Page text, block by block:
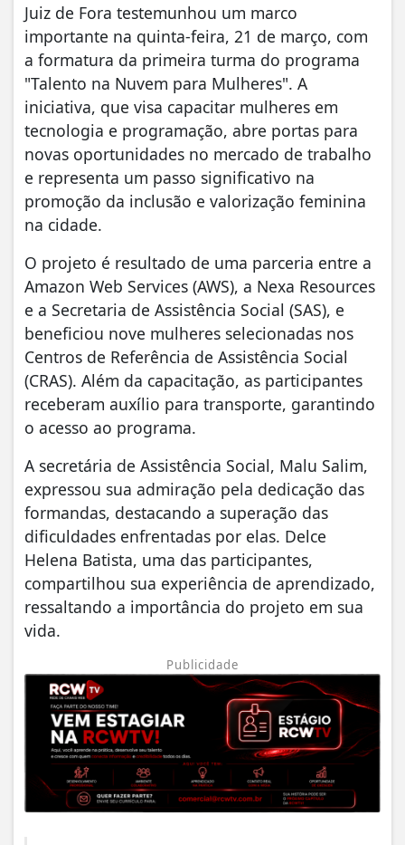
Juiz de Fora testemunhou um marco
importante na quinta-feira, 21 de março, com
a formatura da primeira turma do programa
"Talento na Nuvem para Mulheres". A
iniciativa, que visa capacitar mulheres em
tecnologia e programação, abre portas para
novas oportunidades no mercado de trabalho
e representa um passo significativo na
promoção da inclusão e valorização feminina
na cidade.
O projeto é resultado de uma parceria entre a
Amazon Web Services (AWS), a Nexa Resources
e a Secretaria de Assistência Social (SAS), e
beneficiou nove mulheres selecionadas nos
Centros de Referência de Assistência Social
(CRAS). Além da capacitação, as participantes
receberam auxílio para transporte, garantindo
o acesso ao programa.
A secretária de Assistência Social, Malu Salim,
expressou sua admiração pela dedicação das
formandas, destacando a superação das
dificuldades enfrentadas por elas. Delce
Helena Batista, uma das participantes,
compartilhou sua experiência de aprendizado,
ressaltando a importância do projeto em sua
vida.
Publicidade